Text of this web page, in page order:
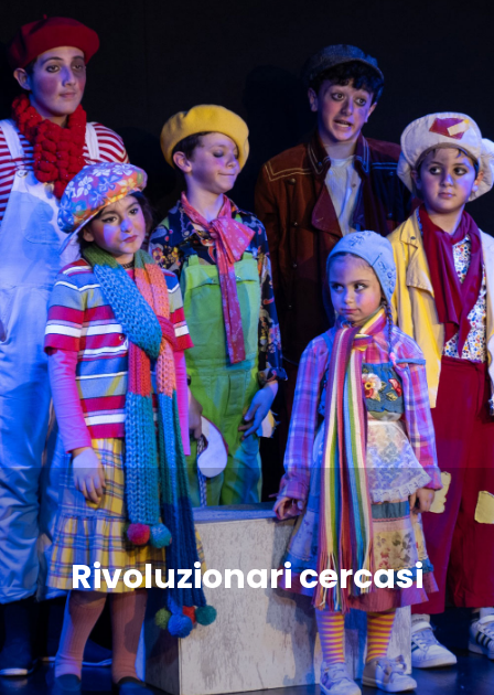
Rivoluzionari cercasi